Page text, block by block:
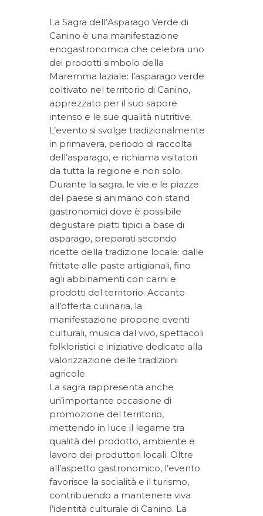
La Sagra dell’Asparago Verde di
Canino è una manifestazione
enogastronomica che celebra uno
dei prodotti simbolo della
Maremma laziale: l’asparago verde
coltivato nel territorio di Canino,
apprezzato per il suo sapore
intenso e le sue qualità nutritive.
L’evento si svolge tradizionalmente
in primavera, periodo di raccolta
dell’asparago, e richiama visitatori
da tutta la regione e non solo.
Durante la sagra, le vie e le piazze
del paese si animano con stand
gastronomici dove è possibile
degustare piatti tipici a base di
asparago, preparati secondo
ricette della tradizione locale: dalle
frittate alle paste artigianali, fino
agli abbinamenti con carni e
prodotti del territorio. Accanto
all’offerta culinaria, la
manifestazione propone eventi
culturali, musica dal vivo, spettacoli
folkloristici e iniziative dedicate alla
valorizzazione delle tradizioni
agricole.
La sagra rappresenta anche
un’importante occasione di
promozione del territorio,
mettendo in luce il legame tra
qualità del prodotto, ambiente e
lavoro dei produttori locali. Oltre
all’aspetto gastronomico, l’evento
favorisce la socialità e il turismo,
contribuendo a mantenere viva
l’identità culturale di Canino. La